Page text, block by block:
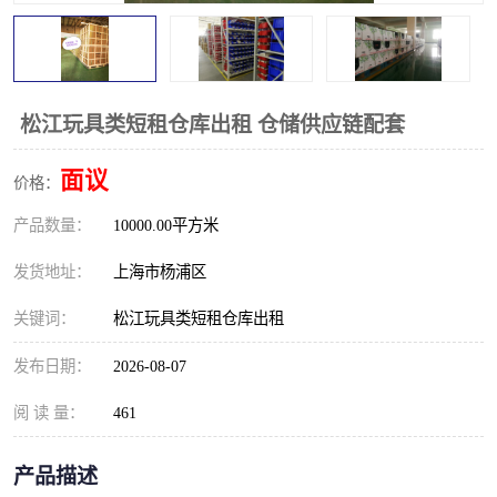
松江玩具类短租仓库出租 仓储供应链配套
价格： 面议
产品数量： 10000.00平方米
发货地址： 上海市杨浦区
关键词： 松江玩具类短租仓库出租
发布日期： 2026-08-07
阅 读 量： 461
产品描述